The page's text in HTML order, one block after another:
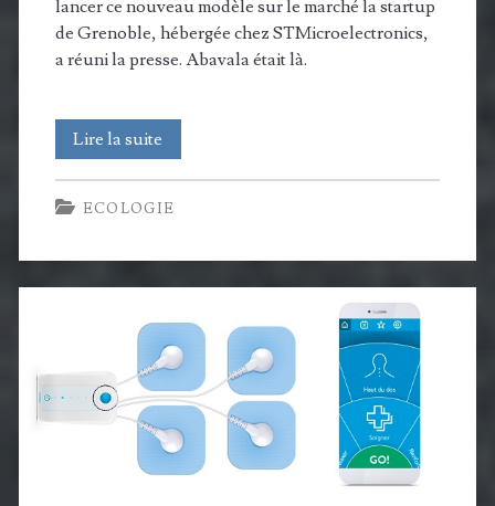
lancer ce nouveau modèle sur le marché la startup
de Grenoble, hébergée chez STMicroelectronics,
a réuni la presse. Abavala était là.
Lire la suite
First
assure
la
Loop
et
Drop
sont
ECOLOGIE